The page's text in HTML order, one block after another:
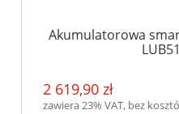
Akumulatorowa
2 619,90 zł
zawiera 23% VAT, bez